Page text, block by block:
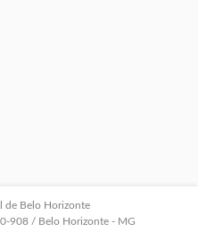
de Belo Horizonte
908 / Belo Horizonte - MG